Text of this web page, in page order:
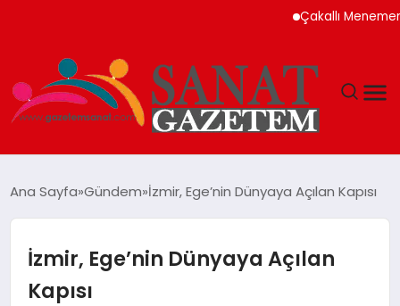
Çakallı Menemeni
TEKNOLOJI
SIYASET
Ana Sayfa Gündem İzmir, Ege’nin Dünyaya Açılan Kapısı
İzmir, Ege’nin Dünyaya Açılan
Kapısı